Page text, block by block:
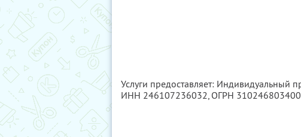
Услуги предоставляет: Индивидуальный
ИНН 246107236032, ОГРН